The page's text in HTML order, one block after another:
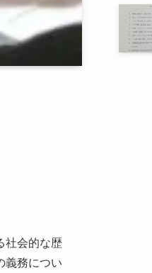
社会的な歴
義務につい